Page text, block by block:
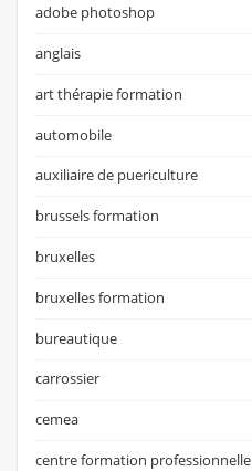
adobe photoshop
anglais
art thérapie formation
automobile
auxiliaire de puericulture
brussels formation
bruxelles
bruxelles formation
bureautique
carrossier
cemea
centre formation professionnelle